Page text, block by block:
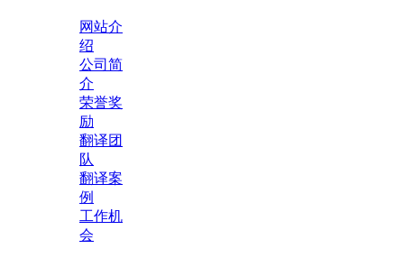
网站介
绍
公司简
介
荣誉奖
励
翻译团
队
翻译案
例
工作机
会